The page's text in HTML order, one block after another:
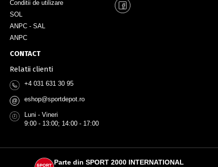
Conditii de utilizare
SOL
ANPC - SAL
ANPC
CONTACT
Relatii clienti
+4 031 631 30 95
@ eshop@sportdepot.ro
Luni - Vineri
9:00 - 13:00; 14:00 - 17:00
Parte din SPORT 2000 INTERNATIONAL